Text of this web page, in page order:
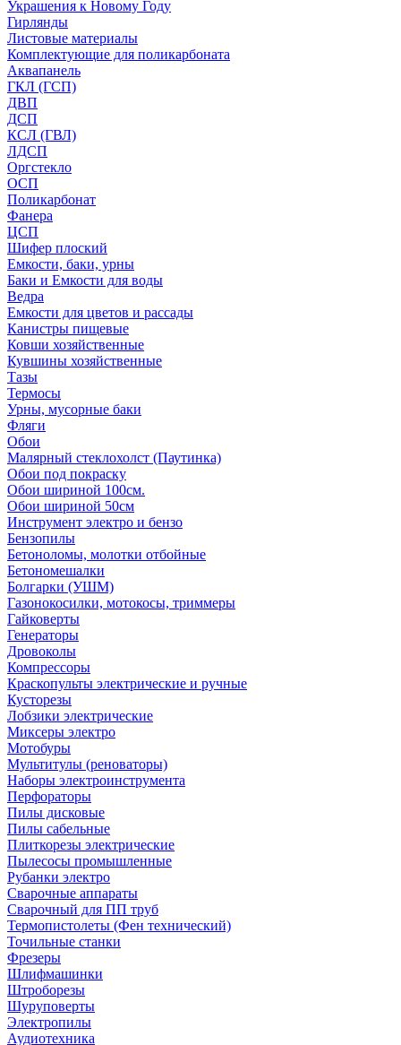
Украшения к Новому Году
Гирлянды
Листовые материалы
Комплектующие для поликарбоната
Аквапанель
ГКЛ (ГСП)
ДВП
ДСП
КСЛ (ГВЛ)
ЛДСП
Оргстекло
ОСП
Поликарбонат
Фанера
ЦСП
Шифер плоский
Емкости, баки, урны
Баки и Емкости для воды
Ведра
Емкости для цветов и рассады
Канистры пищевые
Ковши хозяйственные
Кувшины хозяйственные
Тазы
Термосы
Урны, мусорные баки
Фляги
Обои
Малярный стеклохолст (Паутинка)
Обои под покраску
Обои шириной 100см.
Обои шириной 50см
Инструмент электро и бензо
Бензопилы
Бетоноломы, молотки отбойные
Бетономешалки
Болгарки (УШМ)
Газонокосилки, мотокосы, триммеры
Гайковерты
Генераторы
Дровоколы
Компрессоры
Краскопульты электрические и ручные
Кусторезы
Лобзики электрические
Миксеры электро
Мотобуры
Мультитулы (реноваторы)
Наборы электроинструмента
Перфораторы
Пилы дисковые
Пилы сабельные
Плиткорезы электрические
Пылесосы промышленные
Рубанки электро
Сварочные аппараты
Сварочный для ПП труб
Термопистолеты (Фен технический)
Точильные станки
Фрезеры
Шлифмашинки
Штроборезы
Шуруповерты
Электропилы
Аудиотехника